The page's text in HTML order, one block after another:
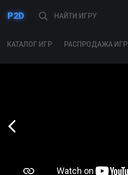
P2D
КАТАЛОГ ИГР РАСПРОДАЖА ИГР